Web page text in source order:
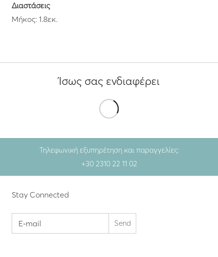
Διαστάσεις
Μήκος: 1.8εκ.
Ίσως σας ενδιαφέρει
Τηλεφωνική εξυπηρέτηση και παραγγελίες:
+30 2310 22 11 02
Stay Connected